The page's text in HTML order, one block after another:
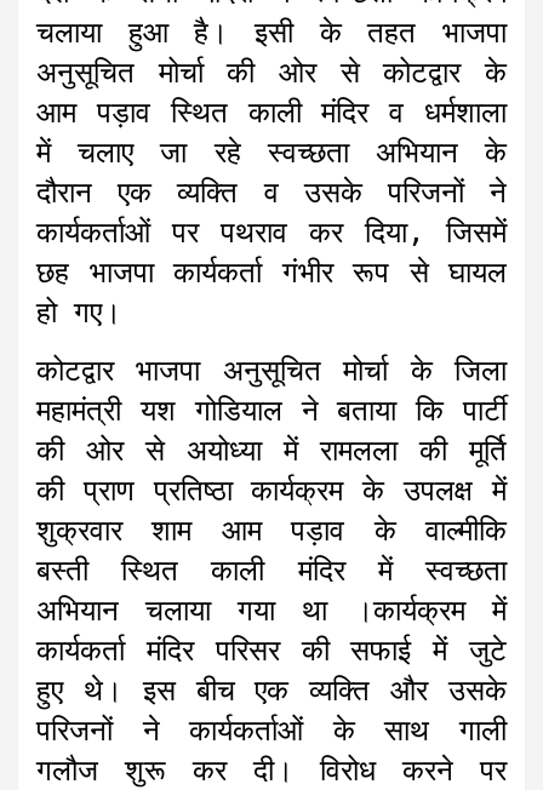
p
p
o
k
g
e
r
a
m
चलाया हुआ है। इसी के तहत भाजपा
अनुसूचित मोर्चा की ओर से कोटद्वार के
आम पड़ाव स्थित काली मंदिर व धर्मशाला
में चलाए जा रहे स्वच्छता अभियान के
दौरान एक व्यक्ति व उसके परिजनों ने
कार्यकर्ताओं पर पथराव कर दिया, जिसमें
छह भाजपा कार्यकर्ता गंभीर रूप से घायल
हो गए।
कोटद्वार भाजपा अनुसूचित मोर्चा के जिला
महामंत्री यश गोडियाल ने बताया कि पार्टी
की ओर से अयोध्या में रामलला की मूर्ति
की प्राण प्रतिष्ठा कार्यक्रम के उपलक्ष में
शुक्रवार शाम आम पड़ाव के वाल्मीकि
बस्ती स्थित काली मंदिर में स्वच्छता
अभियान चलाया गया था ।कार्यक्रम में
कार्यकर्ता मंदिर परिसर की सफाई में जुटे
हुए थे। इस बीच एक व्यक्ति और उसके
परिजनों ने कार्यकर्ताओं के साथ गाली
गलौज शुरू कर दी। विरोध करने पर